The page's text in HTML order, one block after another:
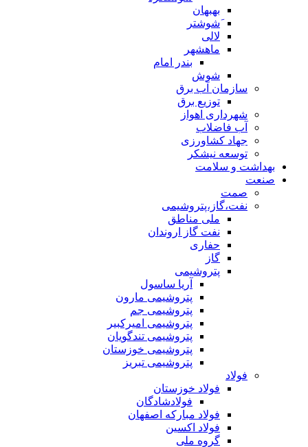
بهبهان
َشوشتر
لالی
ماهشهر
بندر امام
شوش
سازمان آب برق
توزیع برق
شهرداری اهواز
آب فاضلاب
جهاد کشاورزی
توسعه نیشکر
بهداشت و سلامت
صنعت
صمت
نفت،گاز،پتروشیمی
ملی مناطق
نفت گاز اروندان
حفاری
گاز
پتروشیمی
آریا ساسول
پتروشیمی مارون
پتروشیمی جم
پتروشیمی امیرکبیر
پتروشیمی تندگویان
پتروشیمی خوزستان
پتروشیمی تبریز
فولاد
فولاد خوزستان
فولادشادگان
فولاد مبارکه اصفهان
فولاد اکسین
گروه ملی